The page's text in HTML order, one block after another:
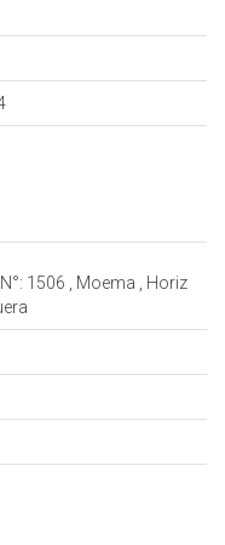
N°: 1506 , Moema , Horiz